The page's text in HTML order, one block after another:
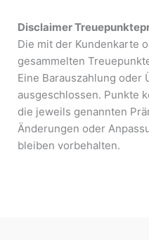
Disclaimer
Die mit der Kundenkarte
gesammelten
Eine Barauszahlung
ausgeschlossen. Punkte
die jeweils genannten
Änderungen oder
bleiben vorbehalten.